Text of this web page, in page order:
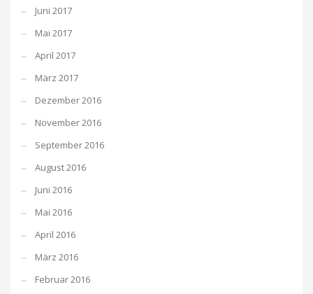
Juni 2017
Mai 2017
April 2017
März 2017
Dezember 2016
November 2016
September 2016
August 2016
Juni 2016
Mai 2016
April 2016
März 2016
Februar 2016